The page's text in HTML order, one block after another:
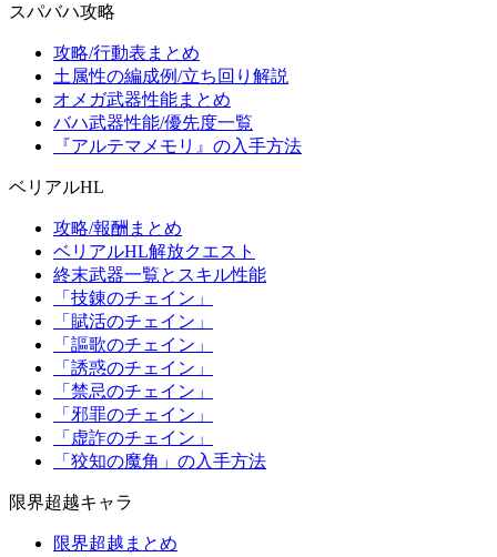
スパバハ攻略
攻略/行動表まとめ
土属性の編成例/立ち回り解説
オメガ武器性能まとめ
バハ武器性能/優先度一覧
『アルテマメモリ』の入手方法
ベリアルHL
攻略/報酬まとめ
ベリアルHL解放クエスト
終末武器一覧とスキル性能
「技錬のチェイン」
「賦活のチェイン」
「謳歌のチェイン」
「誘惑のチェイン」
「禁忌のチェイン」
「邪罪のチェイン」
「虚詐のチェイン」
「狡知の魔角」の入手方法
限界超越キャラ
限界超越まとめ